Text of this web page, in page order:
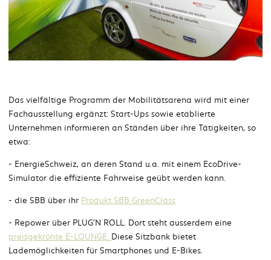
Das vielfältige Programm der Mobilitätsarena wird mit einer
Fachausstellung ergänzt: Start-Ups sowie etablierte
Unternehmen informieren an Ständen über ihre Tätigkeiten, so
etwa:
- EnergieSchweiz, an deren Stand u.a. mit einem EcoDrive-
Simulator die effiziente Fahrweise geübt werden kann.
- die SBB über ihr Produkt SBB GreenClass
- Repower über PLUG’N ROLL. Dort steht ausserdem eine
preisgekrönte E-LOUNGE. Diese Sitzbank bietet
Lademöglichkeiten für Smartphones und E-Bikes.